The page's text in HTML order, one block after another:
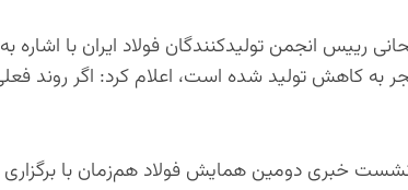
کاهش تولید شده است، اعلام کرد: اگر روند
نشست خبری دومین همایش فولاد هم‌زمان با